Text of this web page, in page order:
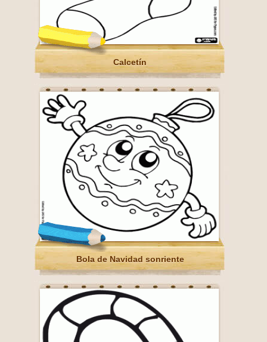
Calcetín
Bola de Navidad sonriente